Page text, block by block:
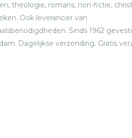
theologie, romans, non-fictie,
Ook leverancier van
Sinds 1962
Dagelijkse verzending. Gratis